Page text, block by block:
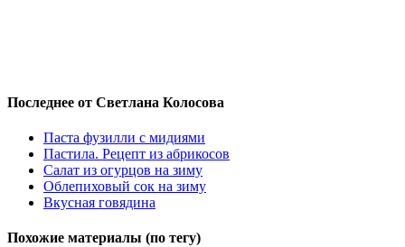
Последнее от Светлана Колосова
Паста фузилли с мидиями
Пастила. Рецепт из абрикосов
Салат из огурцов на зиму
Облепиховый сок на зиму
Вкусная говядина
Похожие материалы (по тегу)